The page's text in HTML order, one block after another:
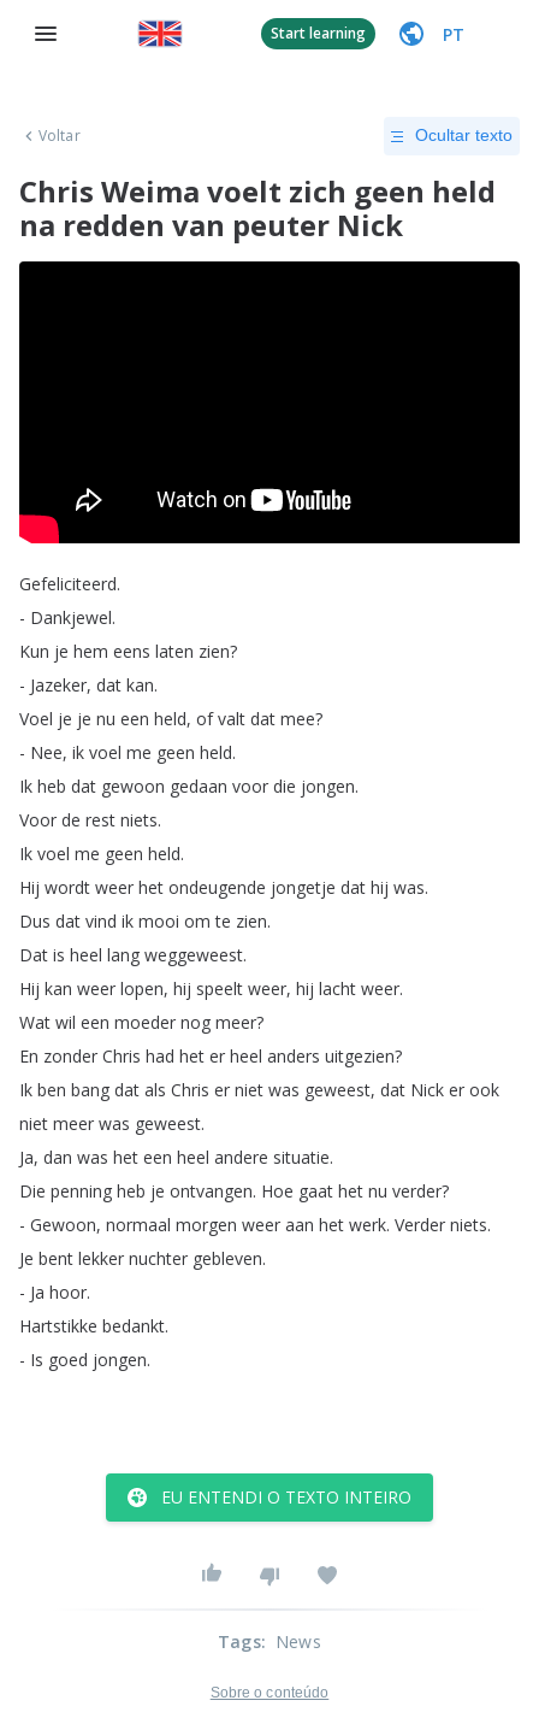
Start learning PT
Voltar Ocultar texto
Chris Weima voelt zich geen held
na redden van peuter Nick
Gefeliciteerd.
- Dankjewel.
Kun je hem eens laten zien?
- Jazeker, dat kan.
Voel je je nu een held, of valt dat mee?
- Nee, ik voel me geen held.
Ik heb dat gewoon gedaan voor die jongen.
Voor de rest niets.
Ik voel me geen held.
Hij wordt weer het ondeugende jongetje dat hij was.
Dus dat vind ik mooi om te zien.
Dat is heel lang weggeweest.
Hij kan weer lopen, hij speelt weer, hij lacht weer.
Wat wil een moeder nog meer?
En zonder Chris had het er heel anders uitgezien?
Ik ben bang dat als Chris er niet was geweest, dat Nick er ook
niet meer was geweest.
Ja, dan was het een heel andere situatie.
Die penning heb je ontvangen. Hoe gaat het nu verder?
- Gewoon, normaal morgen weer aan het werk. Verder niets.
Je bent lekker nuchter gebleven.
- Ja hoor.
Hartstikke bedankt.
- Is goed jongen.
EU ENTENDI O TEXTO INTEIRO
Tags: News
Sobre o conteúdo